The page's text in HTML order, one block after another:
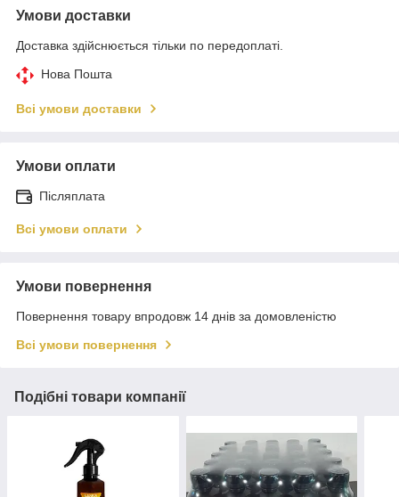
Умови доставки
Доставка здійснюється тільки по передоплаті.
Нова Пошта
Всі умови доставки
Умови оплати
Післяплата
Всі умови оплати
Умови повернення
Повернення товару впродовж 14 днів за домовленістю
Всі умови повернення
Подібні товари компанії